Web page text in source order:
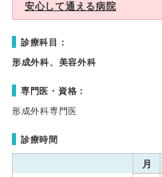
安心して通える病院
診療科目：
形成外科、美容外科
専門医・資格：
形成外科専門医
診療時間
月